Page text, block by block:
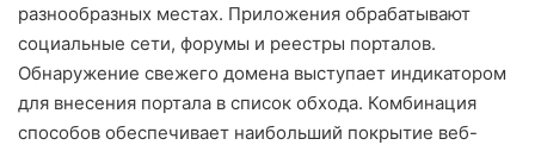
разнообразных местах. Приложения обрабатывают
социальные сети, форумы и реестры порталов.
Обнаружение свежего домена выступает индикатором
для внесения портала в список обхода. Комбинация
способов обеспечивает наибольший покрытие веб-